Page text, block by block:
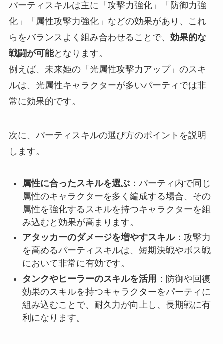
パーティスキルは主に「攻撃力強化」「防御力強
化」「属性攻撃力強化」などの効果があり、これ
らをバランスよく組み合わせることで、 効果的な
戦闘が可能となります。
例えば、未来姫の「光属性攻撃力アップ」のスキ
ルは、光属性キャラクターが多いパーティでは非
常に効果的です。
次に、パーティスキルの選び方のポイントを説明
します。
属性に合ったスキルを選ぶ：パーティ内で同じ
属性のキャラクターを多く編成する場合、その
属性を強化するスキルを持つキャラクターを組
み込むと効果が高まります。
アタッカーのダメージを増やすスキル：攻撃力
を高めるパーティスキルは、短期決戦やボス戦
において非常に有効です。
タンクやヒーラーのスキルを活用 ：防御や回復
効果のスキルを持つキャラクターをパーティに
組み込むことで、耐久力が向上し、長期戦に有
利になります。